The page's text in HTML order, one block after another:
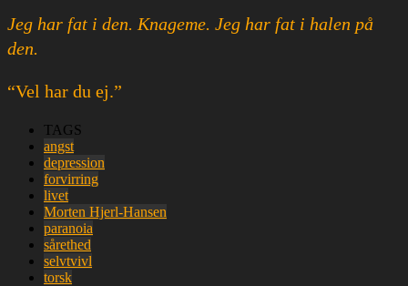
Jeg har fat i den. Knageme. Jeg har fat i halen på
den.
“Vel har du ej.”
TAGS
angst
depression
forvirring
livet
Morten Hjerl-Hansen
paranoia
sårethed
selvtvivl
torsk